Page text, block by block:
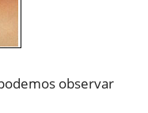
observar